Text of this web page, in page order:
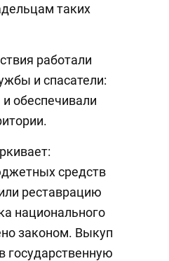
таких
работали
и спасатели:
обеспечивали
средств
реставрацию
национального
законом. Выкуп
государственную